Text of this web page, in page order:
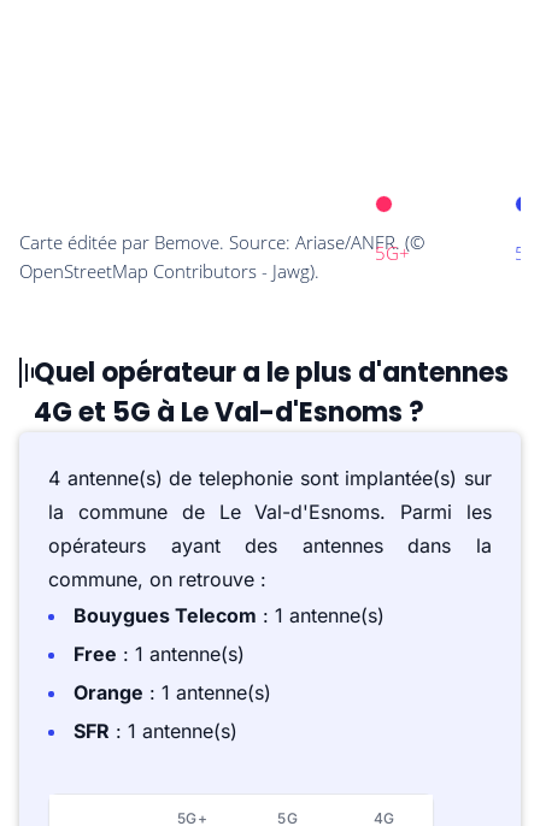
Quel opérateur a le plus d'antennes
4G et 5G à Le Val-d'Esnoms ?
4 antenne(s) de telephonie sont implantée(s) sur
la commune de Le Val-d'Esnoms. Parmi les
opérateurs ayant des antennes dans la
commune, on retrouve :
Bouygues Telecom : 1 antenne(s)
Free : 1 antenne(s)
Orange : 1 antenne(s)
SFR : 1 antenne(s)
5G+ 5G 4G